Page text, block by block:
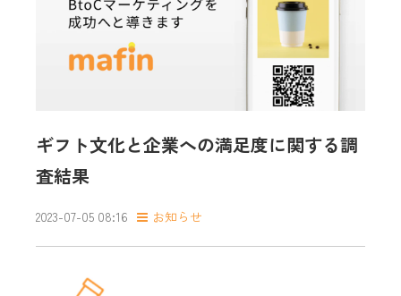
ギフト文化と企業への満足度に関する調
査結果
2023-07-05 08:16 お知らせ